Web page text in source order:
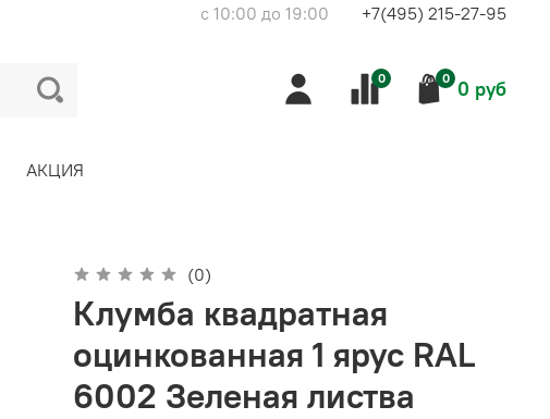
с 10:00 до 19:00 +7(495) 215-27-95
0 0 0 руб
АКЦИЯ
(0)
Клумба квадратная
оцинкованная 1 ярус RAL
6002 Зеленая листва